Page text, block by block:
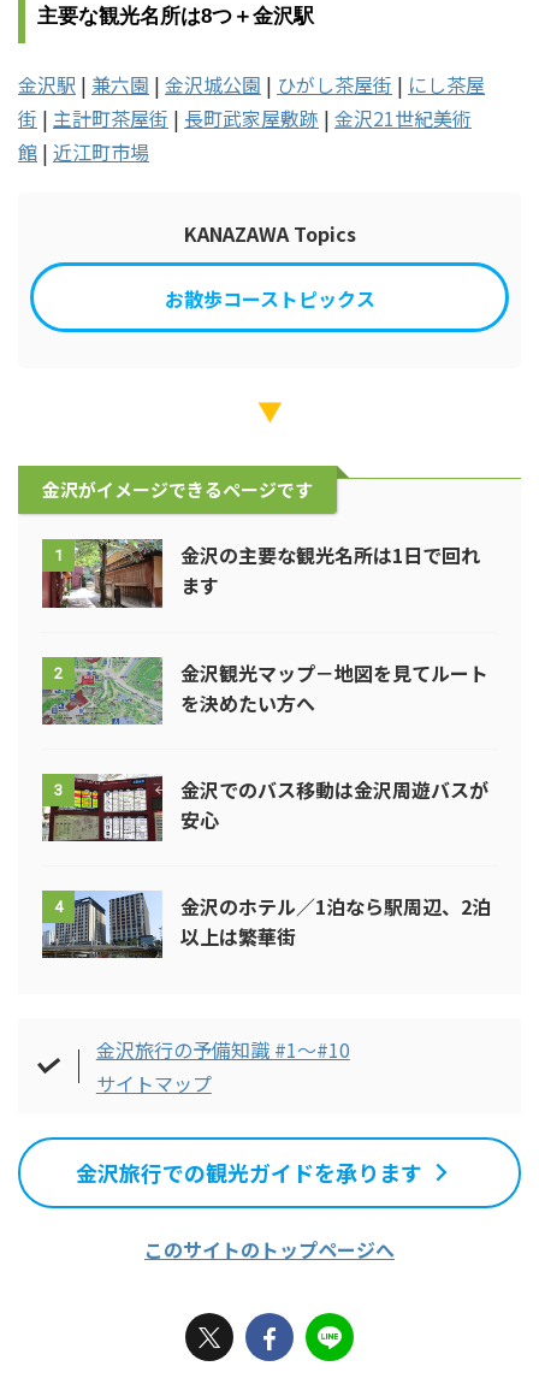
主要な観光名所は8つ＋金沢駅
金沢駅 | 兼六園 | 金沢城公園 | ひがし茶屋街 | にし茶屋
街 | 主計町茶屋街 | 長町武家屋敷跡 | 金沢21世紀美術
館 | 近江町市場
KANAZAWA Topics
お散歩コーストピックス
▼
金沢がイメージできるページです
1
金沢の主要な観光名所は1日で回れ
ます
2
金沢観光マップ－地図を見てルート
を決めたい方へ
3
金沢でのバス移動は金沢周遊バスが
安心
4
金沢のホテル／1泊なら駅周辺、2泊
以上は繁華街
金沢旅行の予備知識 #1～#10
サイトマップ
金沢旅行での観光ガイドを承ります
このサイトのトップページへ